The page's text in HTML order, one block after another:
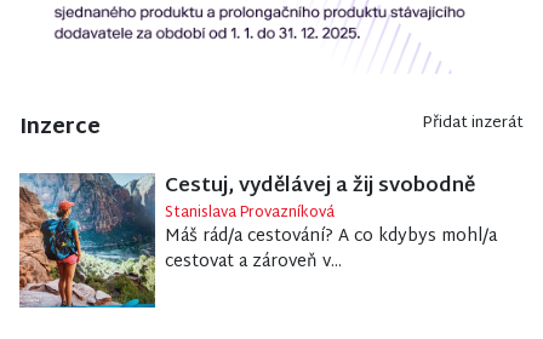
Inzerce Přidat inzerát
Cestuj, vydělávej a žij svobodně
Stanislava Provazníková
Máš rád/a cestování? A co kdybys mohl/a
cestovat a zároveň v...